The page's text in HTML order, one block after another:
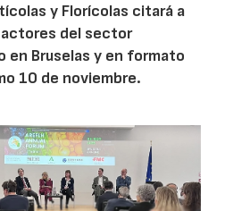
y Florícolas citará a
del sector
en Bruselas y en formato
10 de noviembre.